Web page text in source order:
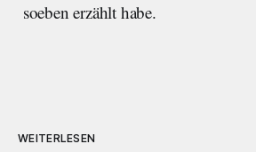
soeben erzählt habe.
WEITERLESEN